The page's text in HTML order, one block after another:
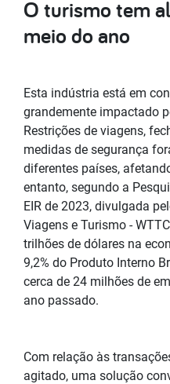
O turismo tem
meio do ano
Esta indústria está em
grandemente impactado
Restrições de viagens,
medidas de segurança
diferentes países,
entanto, segundo a
EIR de 2023, divulgada
Viagens e Turismo -
trilhões de dólares na
9,2% do Produto Interno
cerca de 24 milhões de
ano passado.
Com relação às
agitado, uma solução